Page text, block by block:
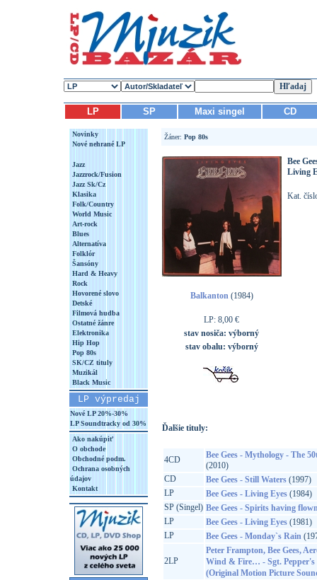
LP SP Maxi singel CD
Novinky
Nové nehrané LP
Jazz
Jazzrock/Fusion
Jazz Sk/Cz
Klasika
Folk/Country
World Music
Art-rock
Blues
Alternatíva
Folklór
Šansóny
Hard & Heavy
Rock
Hovorené slovo
Detské
Filmová hudba
Ostatné žánre
Elektronika
Hip Hop
Pop 80s
SK/CZ tituly
Muzikál
Black Music
LP výpredaj
Nové LP 20%-30%
LP Soundtracky od 30%
Ako nakúpiť
O obchode
Obchodné podm.
Ochrana osobných
údajov
Kontakt
Žáner: Pop 80s
Balkanton(1984)
LP: 8,00 €
stav nosiča: výborný
stav obalu: výborný
Bee
Living
Kat.
Ďalšie tituly:
4CD
Bee Gees - Mythology - The
(2010)
CD
Bee Gees - Still Waters(1997)
LP
Bee Gees - Living Eyes(1984)
SP (Singel) Bee Gees - Spirits having
LP
Bee Gees - Living Eyes(1981)
LP
Bee Gees - Monday`s Rain
2LP
Peter Frampton, Bee Gees,
Wind & Fire… - Sgt. Pepper's
(Original Motion Picture